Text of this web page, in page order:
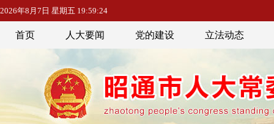
2026年8月7日 星期五 19:59:24
首页 人大要闻 党的建设 立法动态